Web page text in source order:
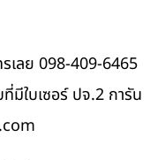
เลย 098-409-6465
มีใบเซอร์ ปจ.2 การัน